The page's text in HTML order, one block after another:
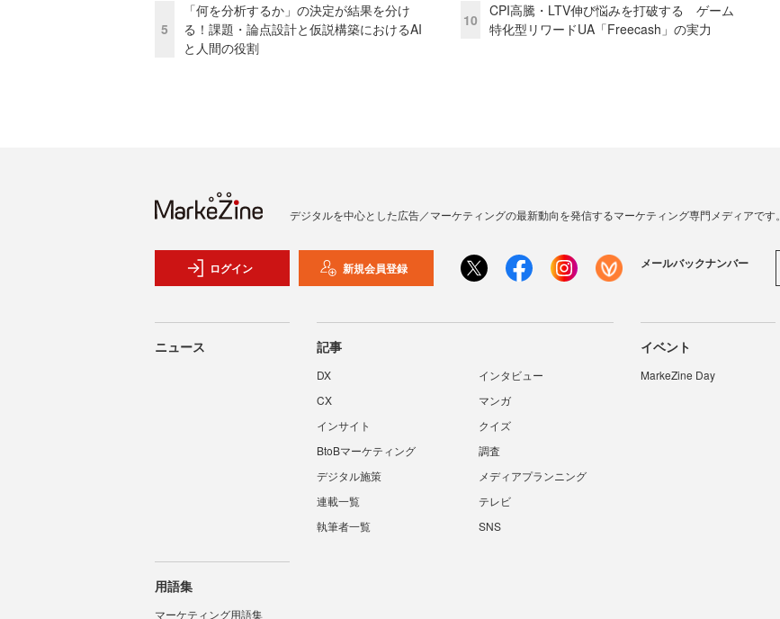
5
「何を分析するか」の決定が結果を分け
る！課題・論点設計と仮説構築におけるAI
と人間の役割
10
CPI高騰・LTV伸び悩みを打破する ゲーム
特化型リワードUA「Freecash」の実力
デジタルを中心とした広告／マーケティングの最新動向を発信するマーケティング専門メディアです。
ログイン 新規会員登録 メールバックナンバー
ニュース 記事
DX
インタビュー
CX
マンガ
インサイト
クイズ
BtoBマーケティング
調査
デジタル施策
メディアプランニング
連載一覧
テレビ
執筆者一覧
SNS
イベント
MarkeZine Day
用語集
マーケティング用語集